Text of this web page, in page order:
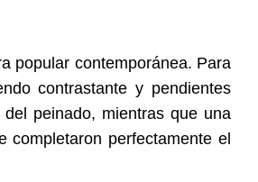
popular contemporánea. Para
contrastante y pendientes
peinado, mientras que una
completaron perfectamente el